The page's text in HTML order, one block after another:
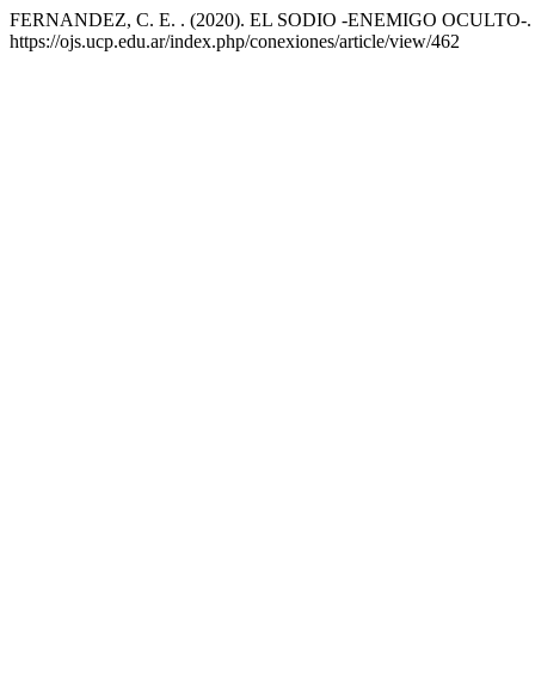
FERNANDEZ, C. E. . (2020). EL SODIO -ENEMIGO OCULTO-.
https://ojs.ucp.edu.ar/index.php/conexiones/article/view/462